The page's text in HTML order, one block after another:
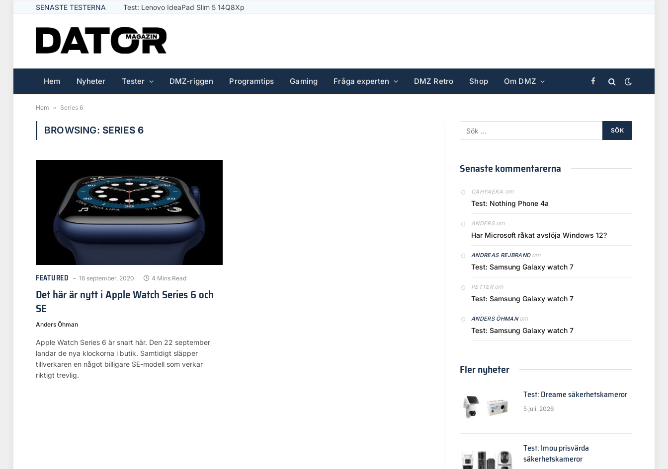
SENASTE TESTERNA Test: Lenovo IdeaPad Slim 5 14Q8Xp
Hem Nyheter Tester DMZ-riggen Programtips Gaming Fråga experten DMZ Retro Shop Om DMZ Facebook
Hem » Series 6
BROWSING: SERIES 6
FEATURED 16 september, 2020 4 Mins Read
Det här är nytt i Apple Watch Series 6 och
SE
Anders Öhman
Apple Watch Series 6 är snart här. Den 22 september
landar de nya klockorna i butik. Samtidigt släpper
tillverkaren en något billigare SE-modell som verkar
riktigt trevlig.
Senaste kommentarerna
CAHYAEKA om
Test: Nothing Phone 4a
ANDERSom
Har Microsoft råkat avslöja Windows 12?
ANDREAS REJBRANDom
Test: Samsung Galaxy watch 7
PETTERom
Test: Samsung Galaxy watch 7
ANDERS ÖHMANom
Test: Samsung Galaxy watch 7
Fler nyheter
Test: Dreame säkerhetskameror
5 juli, 2026
Test: Imou prisvärda
säkerhetskameror